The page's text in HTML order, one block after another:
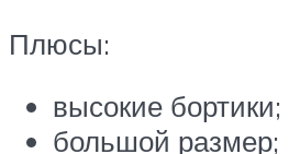
Плюсы:
высокие бортики;
большой размер;